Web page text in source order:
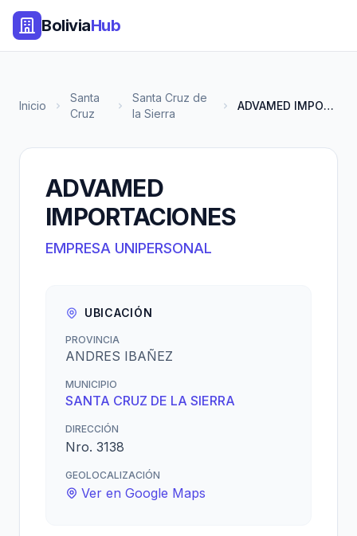
BoliviaHub
Inicio
Santa
Cruz
Santa Cruz de
la Sierra
ADVAMED IMPORTACIONES
ADVAMED
IMPORTACIONES
EMPRESA UNIPERSONAL
UBICACIÓN
PROVINCIA
ANDRES IBAÑEZ
MUNICIPIO
SANTA CRUZ DE LA SIERRA
DIRECCIÓN
Nro. 3138
GEOLOCALIZACIÓN
Ver en Google Maps